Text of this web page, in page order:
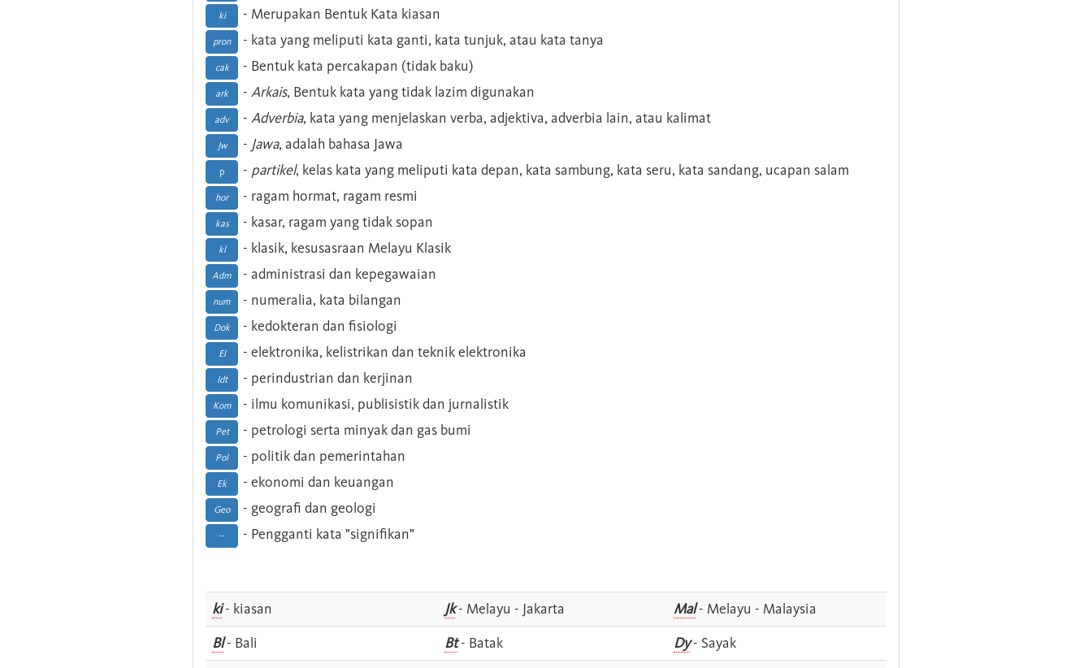
ki - Merupakan Bentuk Kata kiasan
pron - kata yang meliputi kata ganti, kata tunjuk, atau kata tanya
cak - Bentuk kata percakapan (tidak baku)
ark - Arkais, Bentuk kata yang tidak lazim digunakan
adv - Adverbia, kata yang menjelaskan verba, adjektiva, adverbia lain, atau kalimat
Jw - Jawa, adalah bahasa Jawa
p - partikel, kelas kata yang meliputi kata depan, kata sambung, kata seru, kata sandang, ucapan salam
hor - ragam hormat, ragam resmi
kas - kasar, ragam yang tidak sopan
kl - klasik, kesusasraan Melayu Klasik
Adm - administrasi dan kepegawaian
num - numeralia, kata bilangan
Dok - kedokteran dan fisiologi
El - elektronika, kelistrikan dan teknik elektronika
Idt - perindustrian dan kerjinan
Kom - ilmu komunikasi, publisistik dan jurnalistik
Pet - petrologi serta minyak dan gas bumi
Pol - politik dan pemerintahan
Ek - ekonomi dan keuangan
Geo - geografi dan geologi
-- - Pengganti kata "signifikan"
ki- kiasan Jk- Melayu - Jakarta Mal- Melayu - Malaysia
Bl- Bali Bt- Batak Dy- Sayak